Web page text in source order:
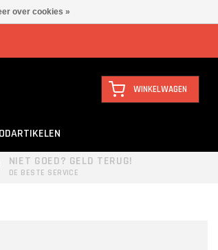
WINKELWAGEN
NIET GOED? GELD TERUG!
DE BESTE SERVICE
over cookies »